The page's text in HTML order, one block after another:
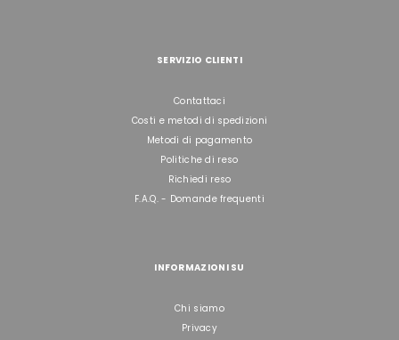
SERVIZIO CLIENTI
Contattaci
Costi e metodi di spedizioni
Metodi di pagamento
Politiche di reso
Richiedi reso
F.A.Q. - Domande frequenti
INFORMAZIONI SU
Chi siamo
Privacy